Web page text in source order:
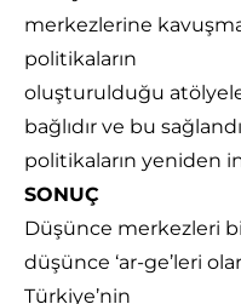
merkezlerine
politikaların
oluşturulduğu
bağlıdır ve bu
politikaların yeniden
SONUÇ
Düşünce merkezleri
düşünce ‘ar-ge’leri
Türkiye’nin